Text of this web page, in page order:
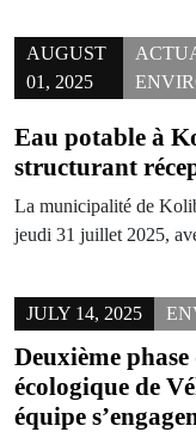
AUGUST
01, 2025
Eau potable à
structurant
La municipalité de
jeudi 31 juillet 2025,
JULY 14, 2025
Deuxième
écologique de
équipe